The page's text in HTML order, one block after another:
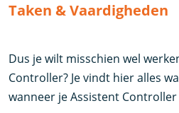
Taken & Vaardigheden
Dus je wilt misschien wel
Controller? Je vindt hier alles
wanneer je Assistent